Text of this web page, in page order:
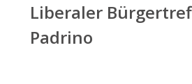
Liberaler
Padrino